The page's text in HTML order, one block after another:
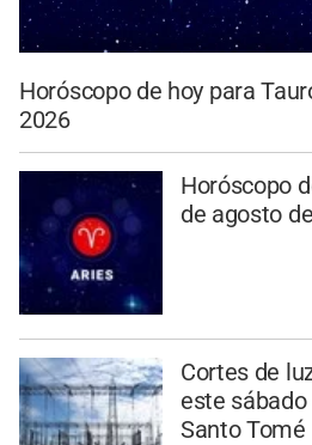
Horóscopo de hoy para
2026
Horóscopo
de agosto
Cortes de
este
Santo Tomé